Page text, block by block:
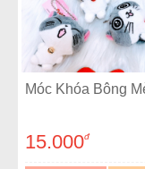
Móc Khóa Bông
15.000đ